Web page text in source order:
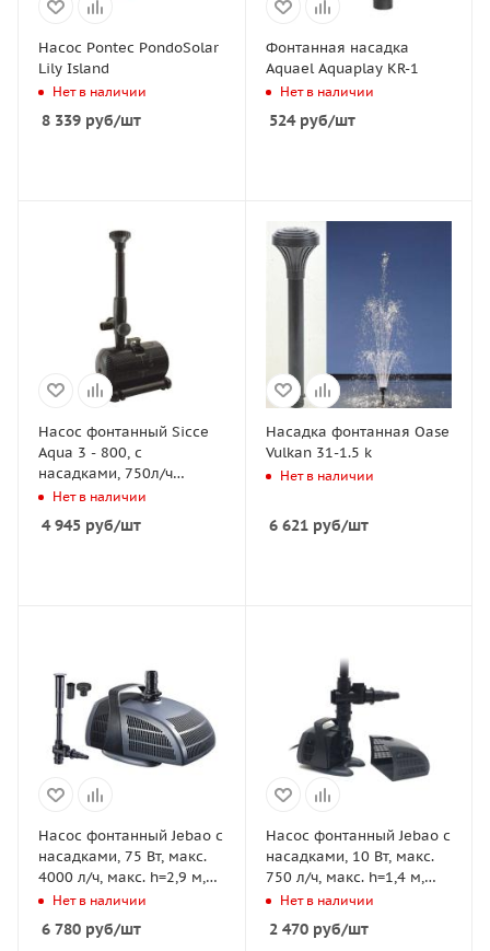
Насос Pontec PondoSolar
Lily Island
Нет в наличии
8 339 руб/шт
Фoнтанная насадка
Aquael Aquaplay KR-1
Нет в наличии
524руб/шт
Насос фонтанный Sicce
Aqua 3 - 800, с
насадками, 750л/ч
H=1,4м, длина шнура 10м
Нет в наличии
4 945 руб/шт
Насадка фонтанная Oase
Vulkan 31-1.5 k
Нет в наличии
6 621руб/шт
Насос фонтанный Jebao с
насадками, 75 Вт, макс.
4000 л/ч, макс. h=2,9 м,
кабель 10 м
Нет в наличии
6 780 руб/шт
Насос фонтанный Jebao с
насадками, 10 Вт, макс.
750 л/ч, макс. h=1,4 м,
кабель 10 м
Нет в наличии
2 470руб/шт